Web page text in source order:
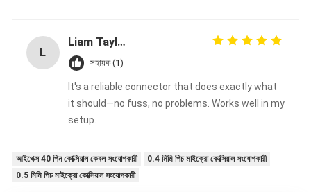
L
Liam Taylor
সহায়ক (1)
It's a reliable connector that does exactly what
it should—no fuss, no problems. Works well in my
setup.
আইপেক্স 40 পিন কোক্সিয়াল কেবল সংযোগকারী
0.4 মিমি পিচ মাইক্রো কোক্সিয়াল সংযোগকারী
0.5 মিমি পিচ মাইক্রো কোক্সিয়াল সংযোগকারী